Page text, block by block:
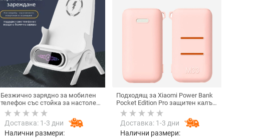
Безжично зарядно за мобилен
телефон със стойка за настолен
монтаж за хоризонтално или
вертикално ползване, QC3.0, 2 A,
15 W, Бързо зареждане
Доставка: 1-3 дни
Налични размери:
Подходящ за Xiaomi Power Bank
Pocket Edition Pro защитен калъф
33W силиконов 10000mA
неплъзгащ се защитен калъф за
Power Bank
Доставка: 1-3 дни
Налични размери: